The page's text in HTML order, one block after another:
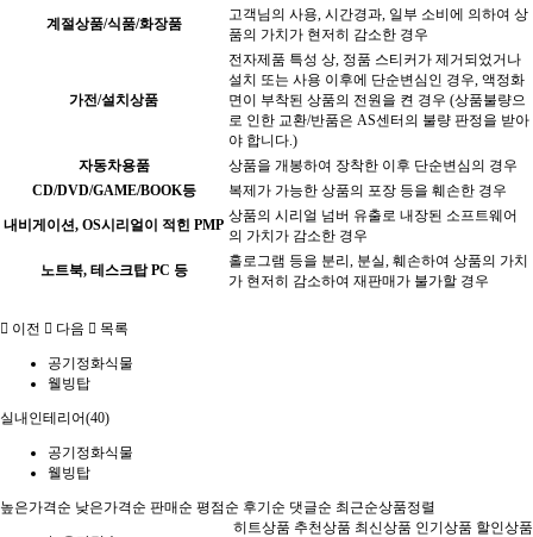
계절상품/식품/화장품
고객님의 사용, 시간경과, 일부 소비에 의하여 상
품의 가치가 현저히 감소한 경우
가전/설치상품
전자제품 특성 상, 정품 스티커가 제거되었거나
설치 또는 사용 이후에 단순변심인 경우, 액정화
면이 부착된 상품의 전원을 켠 경우 (상품불량으
로 인한 교환/반품은 AS센터의 불량 판정을 받아
야 합니다.)
자동차용품
상품을 개봉하여 장착한 이후 단순변심의 경우
CD/DVD/GAME/BOOK등
복제가 가능한 상품의 포장 등을 훼손한 경우
내비게이션, OS시리얼이 적힌 PMP
상품의 시리얼 넘버 유출로 내장된 소프트웨어
의 가치가 감소한 경우
노트북, 테스크탑 PC 등
홀로그램 등을 분리, 분실, 훼손하여 상품의 가치
가 현저히 감소하여 재판매가 불가할 경우
이전 다음 목록
공기정화식물
웰빙탑
실내인테리어(40)
공기정화식물
웰빙탑
높은가격순 낮은가격순 판매순 평점순 후기순 댓글순 최근순
히트상품 추천상품 최신상품 인기상품 할인상품
상품정렬